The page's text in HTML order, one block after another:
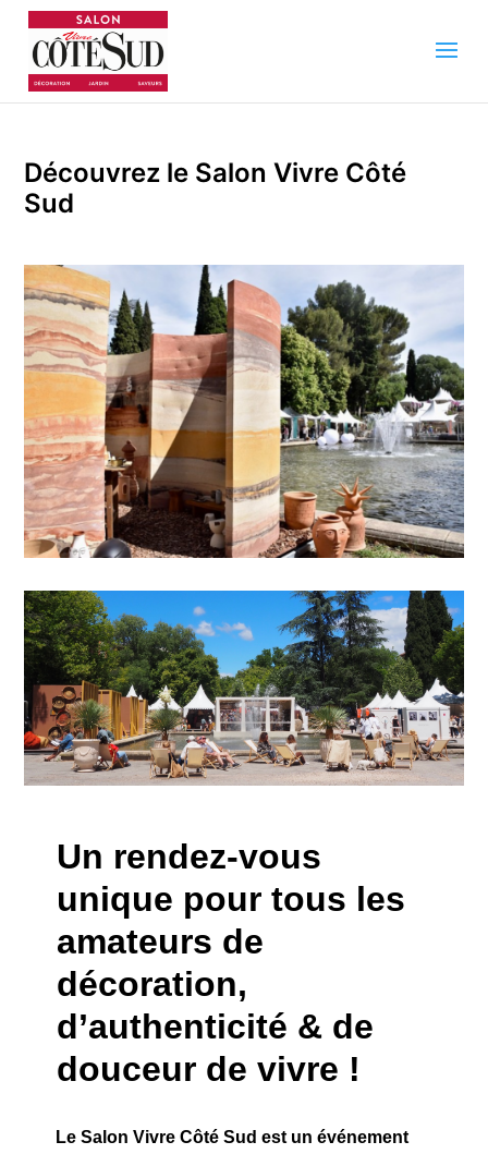
Découvrez le Salon Vivre Côté
Sud
Un rendez-vous
unique pour tous les
amateurs de
décoration,
d’authenticité & de
douceur de vivre !
Le Salon Vivre Côté Sud est un événement